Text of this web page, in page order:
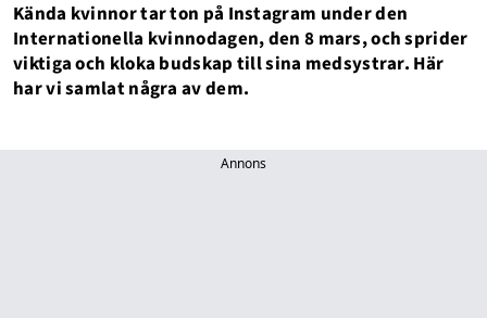
Kända kvinnor tar ton på Instagram under den
Internationella kvinnodagen, den 8 mars, och sprider
viktiga och kloka budskap till sina medsystrar. Här
har vi samlat några av dem.
Annons